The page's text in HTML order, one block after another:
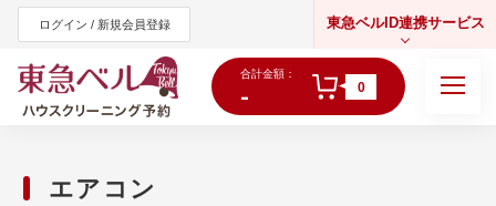
ログイン / 新規会員登録 東急ベルID連携サービス
合計金額：
- 0
エアコン